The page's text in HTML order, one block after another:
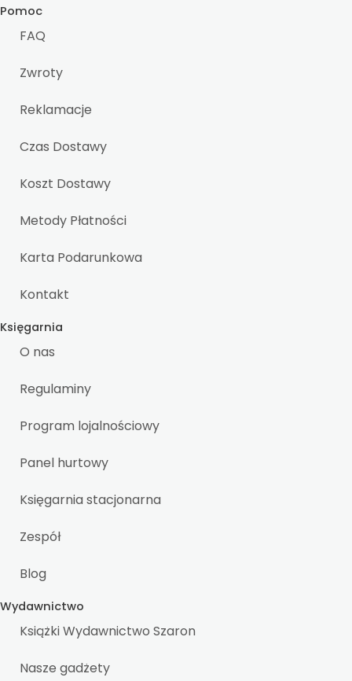
Pomoc
FAQ
Zwroty
Reklamacje
Czas Dostawy
Koszt Dostawy
Metody Płatności
Karta Podarunkowa
Kontakt
Księgarnia
O nas
Regulaminy
Program lojalnościowy
Panel hurtowy
Księgarnia stacjonarna
Zespół
Blog
Wydawnictwo
Książki Wydawnictwo Szaron
Nasze gadżety